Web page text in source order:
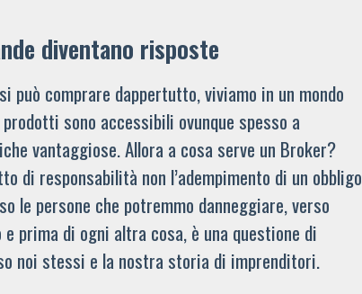
diventano risposte
può comprare dappertutto, viviamo in un mondo
sono accessibili ovunque spesso a
vantaggiose. Allora a cosa serve un Broker?
di responsabilità non l’adempimento di un
le persone che potremmo danneggiare, verso
e prima di ogni altra cosa, è una questione di
noi stessi e la nostra storia di imprenditori.